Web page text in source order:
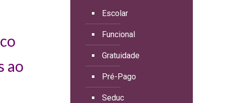
ao
Escolar
Funcional
Gratuidade
Pré-Pago
Seduc